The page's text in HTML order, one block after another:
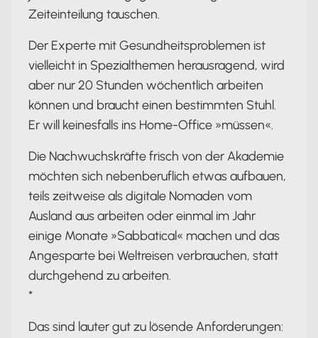
Zeiteinteilung tauschen.
Der Experte mit Gesundheitsproblemen ist
vielleicht in Spezialthemen herausragend, wird
aber nur 20 Stunden wöchentlich arbeiten
können und braucht einen bestimmten Stuhl.
Er will keinesfalls ins Home-Office »müssen«.
Die Nachwuchskräfte frisch von der Akademie
möchten sich nebenberuflich etwas aufbauen,
teils zeitweise als digitale Nomaden vom
Ausland aus arbeiten oder einmal im Jahr
einige Monate »Sabbatical« machen und das
Angesparte bei Weltreisen verbrauchen, statt
durchgehend zu arbeiten.
*
Das sind lauter gut zu lösende Anforderungen: